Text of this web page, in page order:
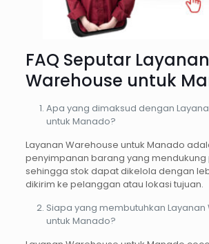
FAQ Seputar Layanan
Warehouse untuk
Apa yang dimaksud dengan
untuk Manado?
Layanan Warehouse untuk Manado
penyimpanan barang yang mendukung
sehingga stok dapat dikelola dengan
dikirim ke pelanggan atau lokasi tujuan.
Siapa yang membutuhkan Layanan
untuk Manado?